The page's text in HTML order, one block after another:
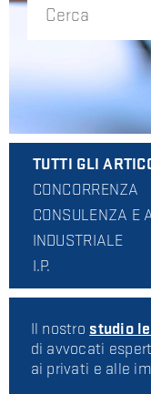
TUTTI GLI
CONCORRENZA
CONSULENZA E
INDUSTRIALE
I.P.
Il nostro studio
di avvocati
ai privati e alle